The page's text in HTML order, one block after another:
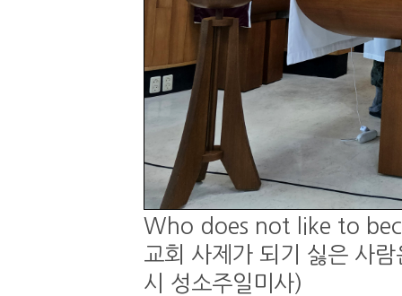
Who does not like to
교회 사제가 되기 싫은 사
시 성소주일미사)